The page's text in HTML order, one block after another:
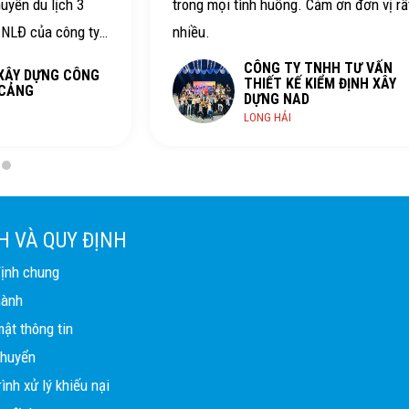
mọi tình huống. Cảm ơn đơn vị rất
CÔNG TY TNHH TƯ VẤN
THIẾT KẾ KIỂM ĐỊNH XÂY
tình, vui vẻ. Chất
CÔNG
VÀ QUY ĐỊNH
chung
thông tin
xử lý khiếu nại